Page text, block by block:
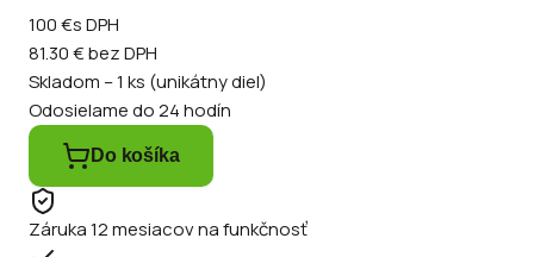
100 €s DPH
81.30 €bez DPH
Skladom – 1 ks (unikátny diel)
Odosielame do 24 hodín
Do košíka
Záruka 12 mesiacov na funkčnosť